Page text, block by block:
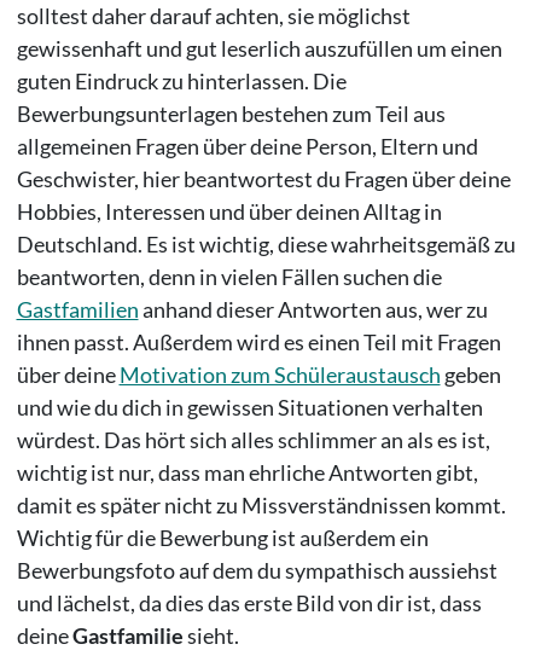
solltest daher darauf achten, sie möglichst
gewissenhaft und gut leserlich auszufüllen um einen
guten Eindruck zu hinterlassen. Die
Bewerbungsunterlagen bestehen zum Teil aus
allgemeinen Fragen über deine Person, Eltern und
Geschwister, hier beantwortest du Fragen über deine
Hobbies, Interessen und über deinen Alltag in
Deutschland. Es ist wichtig, diese wahrheitsgemäß zu
beantworten, denn in vielen Fällen suchen die
Gastfamilienanhand dieser Antworten aus, wer zu
ihnen passt. Außerdem wird es einen Teil mit Fragen
über deineMotivation zum Schüleraustausch geben
und wie du dich in gewissen Situationen verhalten
würdest. Das hört sich alles schlimmer an als es ist,
wichtig ist nur, dass man ehrliche Antworten gibt,
damit es später nicht zu Missverständnissen kommt.
Wichtig für die Bewerbung ist außerdem ein
Bewerbungsfoto auf dem du sympathisch aussiehst
und lächelst, da dies das erste Bild von dir ist, dass
deineGastfamiliesieht.